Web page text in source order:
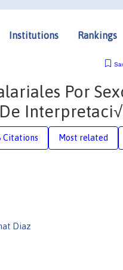
Institutions Rankings
Por
Citations Most related
Diaz